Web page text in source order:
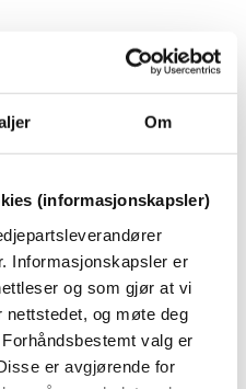
Om
(informasjonskapsler)
Informasjonskapsler er
og som gjør at vi
nettstedet, og møte deg
valg er
er avgjørende for
dekke
sine fysiske, psykiske
utsatte